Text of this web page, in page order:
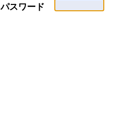
パスワード